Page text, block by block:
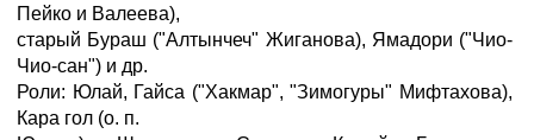
Пейко и Валеева),
старый Бураш ("Алтынчеч" Жиганова), Ямадори ("Чио-
Чио-сан") и др.
Роли: Юлай, Гайса ("Хакмар", "Зимогуры" Мифтахова),
Кара гол (о. п.